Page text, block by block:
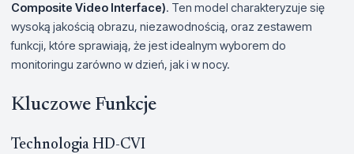
Composite Video Interface). Ten model charakteryzuje się
wysoką jakością obrazu, niezawodnością, oraz zestawem
funkcji, które sprawiają, że jest idealnym wyborem do
monitoringu zarówno w dzień, jak i w nocy.
Kluczowe Funkcje
Technologia HD-CVI